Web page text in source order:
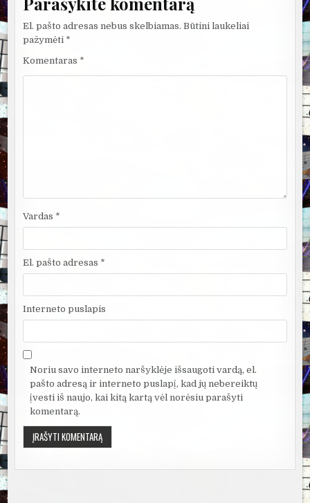
El. pašto adresas nebus skelbiamas. Būtini laukeliai
pažymėti *
Komentaras *
Vardas *
El. pašto adresas *
Interneto puslapis
Noriu savo interneto naršyklėje išsaugoti vardą, el.
pašto adresą ir interneto puslapį, kad jų nebereiktų
įvesti iš naujo, kai kitą kartą vėl norėsiu parašyti
komentarą.